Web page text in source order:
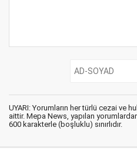
UYARI: Yorumların her türlü cezai ve
aittir. Mepa News, yapılan
600 karakterle (boşluklu) sınırlıdır.